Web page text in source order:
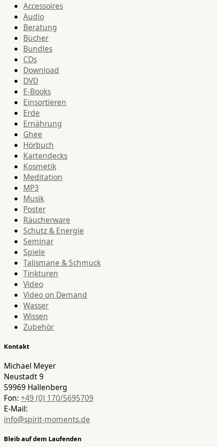
Accessoires
Audio
Beratung
Bücher
Bundles
CDs
Download
DVD
E-Books
Einsortieren
Erde
Ernährung
Ghee
Hörbuch
Kartendecks
Kosmetik
Meditation
MP3
Musik
Poster
Räucherware
Schutz & Energie
Seminar
Spiele
Talismane & Schmuck
Tinkturen
Video
Video on Demand
Wasser
Wissen
Zubehör
Kontakt
Michael Meyer
Neustadt 9
59969 Hallenberg
Fon: +49 (0) 170/5695709
E-Mail:
info@spirit-moments.de
Bleib auf dem Laufenden